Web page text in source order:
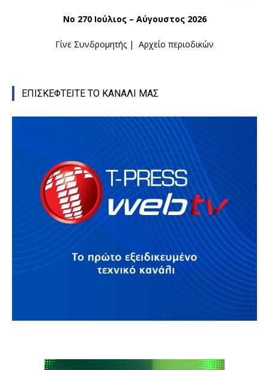
Νο 270 Ιούλιος – Αύγουστος 2026
Γίνε Συνδρομητής | Αρχείο περιοδικών
ΕΠΙΣΚΕΦΤΕΙΤΕ ΤΟ ΚΑΝΑΛΙ ΜΑΣ